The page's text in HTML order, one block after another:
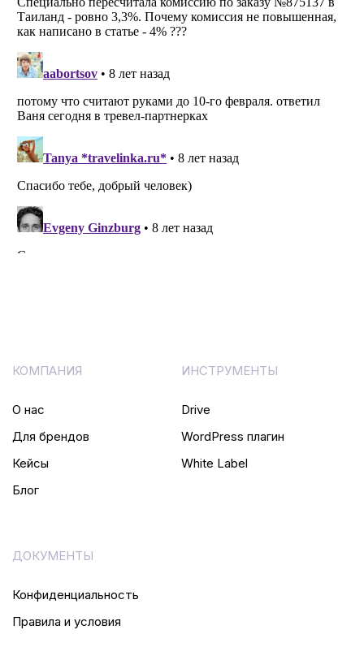
КОМПАНИЯ
О нас
Для брендов
Кейсы
Блог
ИНСТРУМЕНТЫ
Drive
WordPress плагин
White Label
ДОКУМЕНТЫ
Конфиденциальность
Правила и условия